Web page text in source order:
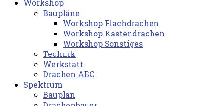
Workshop
Baupläne
Workshop Flachdrachen
Workshop Kastendrachen
Workshop Sonstiges
Technik
Werkstatt
Drachen ABC
Spektrum
Bauplan